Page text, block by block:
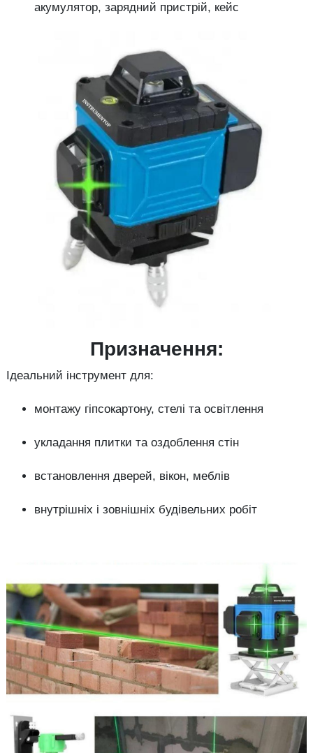
акумулятор, зарядний пристрій, кейс
Призначення:
Ідеальний інструмент для:
монтажу гіпсокартону, стелі та освітлення
укладання плитки та оздоблення стін
встановлення дверей, вікон, меблів
внутрішніх і зовнішніх будівельних робіт